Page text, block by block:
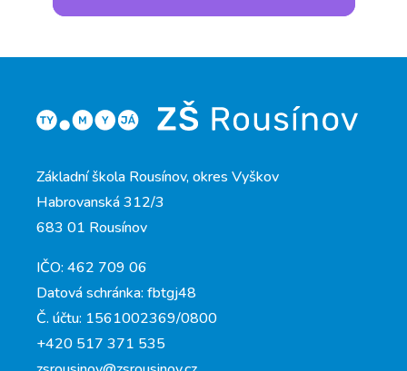
Základní škola Rousínov, okres Vyškov
Habrovanská 312/3
683 01 Rousínov
IČO: 462 709 06
Datová schránka: fbtgj48
Č. účtu: 1561002369/0800
+420 517 371 535